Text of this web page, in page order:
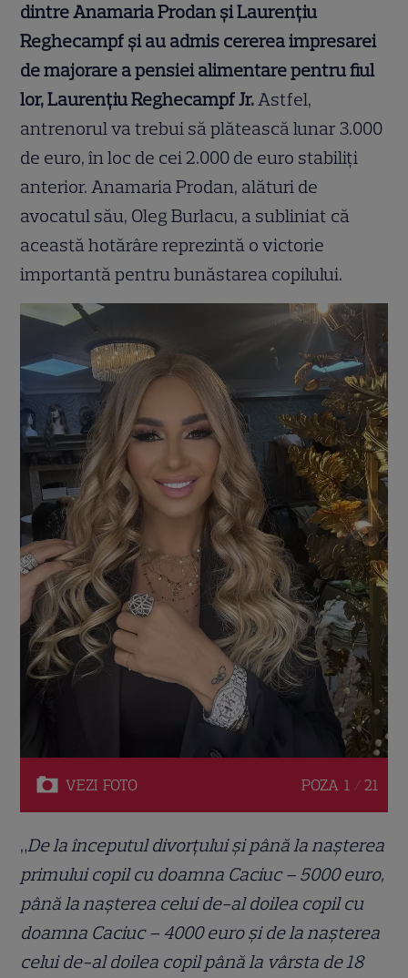
dintre Anamaria Prodan și Laurențiu
Reghecampf și au admis cererea impresarei
de majorare a pensiei alimentare pentru fiul
lor, Laurențiu Reghecampf Jr.Astfel,
antrenorul va trebui să plătească lunar 3.000
de euro, în loc de cei 2.000 de euro stabiliți
anterior. Anamaria Prodan, alături de
avocatul său, Oleg Burlacu, a subliniat că
această hotărâre reprezintă o victorie
importantă pentru bunăstarea copilului.
VEZI FOTO POZA 1 / 21
„De la începutul divorțului și până la nașterea
primului copil cu doamna Caciuc – 5000 euro,
până la nașterea celui de-al doilea copil cu
doamna Caciuc – 4000 euro și de la nașterea
celui de-al doilea copil până la vârsta de 18